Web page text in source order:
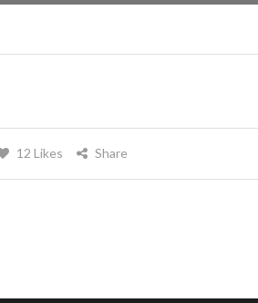
12 Likes Share